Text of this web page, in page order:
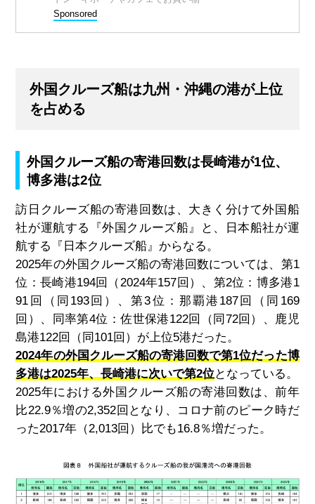
Sponsored
外国クルーズ船は九州・沖縄の港が上位
を占める
外国クルーズ船の寄港回数は長崎港が1位、
博多港は2位
訪日クルーズ船の寄港回数は、大きく分けて外国船
社が運航する『外国クルーズ船』と、日本船社が運
航する『日本クルーズ船』からなる。
2025年の外国クルーズ船の寄港回数については、第1
位：長崎港194回（2024年157回）、第2位：博多港1
91回（同193回）、第3位：那覇港187回（同169
回）、同率第4位：佐世保港122回（同72回）、鹿児
島港122回（同101回）が上位5港だった。
2024年の外国クルーズ船の寄港回数で第1位だった博
多港は2025年、長崎港に次いで第2位となっている。
2025年における外国クルーズ船の寄港回数は、前年
比22.9％増の2,352回となり、コロナ前のピーク時だ
った2017年（2,013回）比でも16.8％増だった。